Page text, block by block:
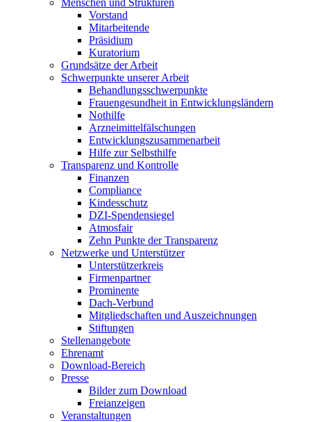
Menschen und Strukturen
Vorstand
Mitarbeitende
Präsidium
Kuratorium
Grundsätze der Arbeit
Schwerpunkte unserer Arbeit
Behandlungs­schwerpunkte
Frauengesundheit in Entwicklungsländern
Nothilfe
Arzneimittel­fälschungen
Entwicklungs­zusammenarbeit
Hilfe zur Selbsthilfe
Transparenz und Kontrolle
Finanzen
Compliance
Kindesschutz
DZI-Spendensiegel
Atmosfair
Zehn Punkte der Transparenz
Netzwerke und Unterstützer
Unterstützerkreis
Firmenpartner
Prominente
Dach-Verbund
Mitgliedschaften und Auszeichnungen
Stiftungen
Stellenangebote
Ehrenamt
Download-Bereich
Presse
Bilder zum Download
Freianzeigen
Veranstaltungen